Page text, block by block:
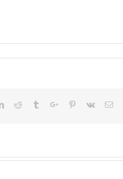
LinkedinReddit TumblrGoogle+Pinterest
Vk